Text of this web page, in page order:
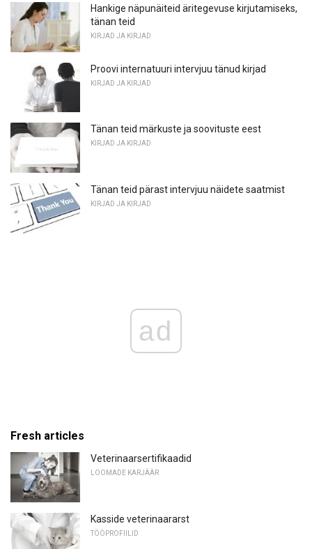
Hankige näpunäiteid äritegevuse kirjutamiseks,
tänan teid
KIRJAD JA KIRJAD
Proovi internatuuri intervjuu tänud kirjad
KIRJAD JA KIRJAD
Tänan teid märkuste ja soovituste eest
KIRJAD JA KIRJAD
Tänan teid pärast intervjuu näidete saatmist
KIRJAD JA KIRJAD
ad
Fresh articles
Veterinaarsertifikaadid
LOOMADE KARJÄÄR
Kasside veterinaararst
TÖÖPROFIILID